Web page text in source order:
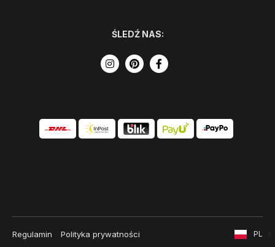
ŚLEDŹ NAS:
Regulamin Polityka prywatności PL